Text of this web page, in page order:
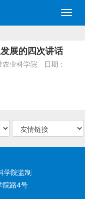
切
换
展的四次讲话
农业科学院
日期：
学院监制
院路4号